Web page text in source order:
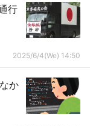
行
2025/6/4(We) 14:50
か